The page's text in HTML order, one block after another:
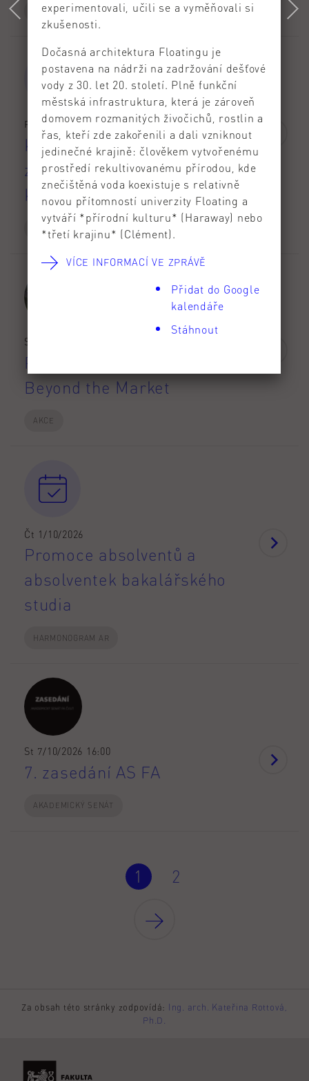
HARMONOGRAM AR
Po 21/9 - 2/10/2026
Kontrola splněných kreditů
za AR 2025/26 podle údajů v
KOS
HARMONOGRAM AR
St 23/9 18:00 - 23/9/2026 19:30
Promítání filmu Thinking
Beyond the Market
AKCE
Čt 1/10/2026
Promoce absolventů a
absolventek bakalářského
studia
HARMONOGRAM AR
St 7/10/2026 16:00
7. zasedání AS FA
AKADEMICKÝ SENÁT
1 2
Za obsah této stránky zodpovídá: Ing. arch. Kateřina Rottová,
Ph.D.
experimentovali, učili se a vyměňovali si
zkušenosti.
Dočasná architektura Floatingu je
postavena na nádrži na zadržování dešťové
vody z 30. let 20. století. Plně funkční
městská infrastruktura, která je zároveň
domovem rozmanitých živočichů, rostlin a
řas, kteří zde zakořenili a dali vzniknout
jedinečné krajině: člověkem vytvořenému
prostředí rekultivovanému přírodou, kde
znečištěná voda koexistuje s relativně
novou přítomností univerzity Floating a
vytváří *přírodní kulturu* (Haraway) nebo
*třetí krajinu* (Clément).
VÍCE INFORMACÍ VE ZPRÁVĚ
Přidat do Google
kalendáře
Stáhnout